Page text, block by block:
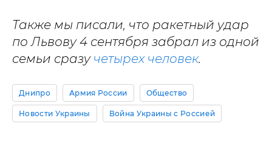
Также мы писали, что ракетный удар
по Львову 4 сентября забрал из одной
семьи сразу четырех человек.
Днипро Армия России Общество
Новости Украины Война Украины с Россией